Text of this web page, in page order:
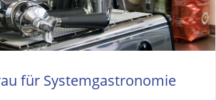
für Systemgastronomie